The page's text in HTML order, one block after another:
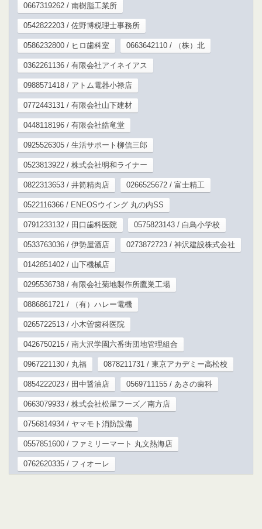
0667319262 / 南樹脂工業所
0542822203 / 佐野博税理士事務所
0586232800 / ヒロ歯科室 0663642110 / （株）北
0362261136 / 有限会社アイネイアス
0988571418 / アトム電器小禄店
0772443131 / 有限会社山下建材
0448118196 / 有限会社皓竜堂
0925526305 / 生活サポート柳信三郎
0523813922 / 株式会社明和ライナー
0822313653 / 井筒精肉店 0266525672 / 富士精工
0522116366 / ENEOSウイング 丸の内SS
0791233132 / 田口歯科医院 0575823143 / 白鳥小学校
0533763036 / 伊勢屋酒店 0273872723 / 神沢建設株式会社
0142851402 / 山下機械店
0295536738 / 有限会社菊地製作所鷹巣工場
0886861721 / （有）ハレー電機
0265722513 / 小木曽歯科医院
0426750215 / 南大沢学園六番街団地管理組合
0967221130 / 丸福 0878211731 / 東京アカデミー高松校
0854222023 / 田中醤油店 0569711155 / あさの歯科
0663079933 / 株式会社松屋フーズ／南方店
0756814934 / ヤマモト消防設備
0557851600 / ファミリーマート 丸文熱海店
0762620335 / フィオーレ